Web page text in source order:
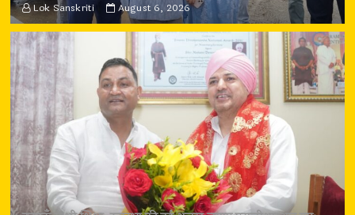
Lok Sanskriti August 6, 2026